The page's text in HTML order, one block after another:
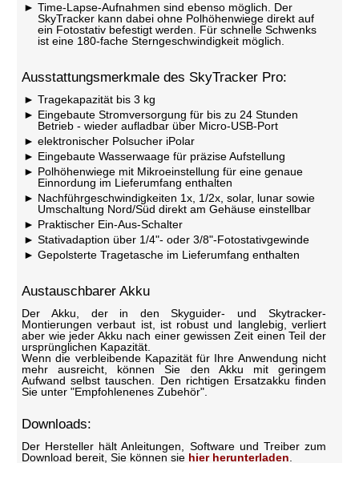
Time-Lapse-Aufnahmen sind ebenso möglich. Der
SkyTracker kann dabei ohne Polhöhenwiege direkt auf
ein Fotostativ befestigt werden. Für schnelle Schwenks
ist eine 180-fache Sterngeschwindigkeit möglich.
Ausstattungsmerkmale des SkyTracker Pro:
Tragekapazität bis 3 kg
Eingebaute Stromversorgung für bis zu 24 Stunden
Betrieb - wieder aufladbar über Micro-USB-Port
elektronischer Polsucher iPolar
Eingebaute Wasserwaage für präzise Aufstellung
Polhöhenwiege mit Mikroeinstellung für eine genaue
Einnordung im Lieferumfang enthalten
Nachführgeschwindigkeiten 1x, 1/2x, solar, lunar sowie
Umschaltung Nord/Süd direkt am Gehäuse einstellbar
Praktischer Ein-Aus-Schalter
Stativadaption über 1/4"- oder 3/8"-Fotostativgewinde
Gepolsterte Tragetasche im Lieferumfang enthalten
Austauschbarer Akku
Der Akku, der in den Skyguider- und Skytracker-
Montierungen verbaut ist, ist robust und langlebig, verliert
aber wie jeder Akku nach einer gewissen Zeit einen Teil der
ursprünglichen Kapazität.
Wenn die verbleibende Kapazität für Ihre Anwendung nicht
mehr ausreicht, können Sie den Akku mit geringem
Aufwand selbst tauschen. Den richtigen Ersatzakku finden
Sie unter "Empfohlenenes Zubehör".
Downloads:
Der Hersteller hält Anleitungen, Software und Treiber zum
Download bereit, Sie können sie hier herunterladen.